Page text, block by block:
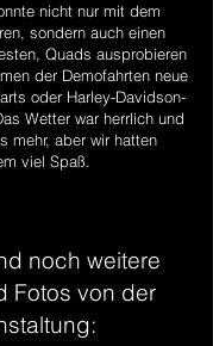
nicht nur mit dem
sondern auch einen
Quads ausprobieren
der Demofahrten neue
oder Harley-Davidson-
Wetter war herrlich und
mehr, aber wir hatten
viel Spaß.
noch weitere
Fotos von der